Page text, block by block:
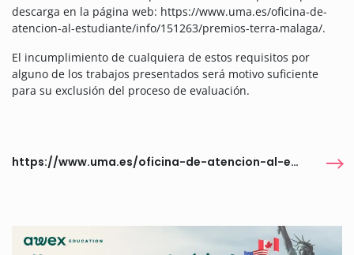
descarga en la página web: https://www.uma.es/oficina-de-
atencion-al-estudiante/info/151263/premios-terra-malaga/.
El incumplimiento de cualquiera de estos requisitos por
alguno de los trabajos presentados será motivo suficiente
para su exclusión del proceso de evaluación.
https://www.uma.es/oficina-de-atencion-al-estudiante/info/158610/premios-terra-malaga-2026